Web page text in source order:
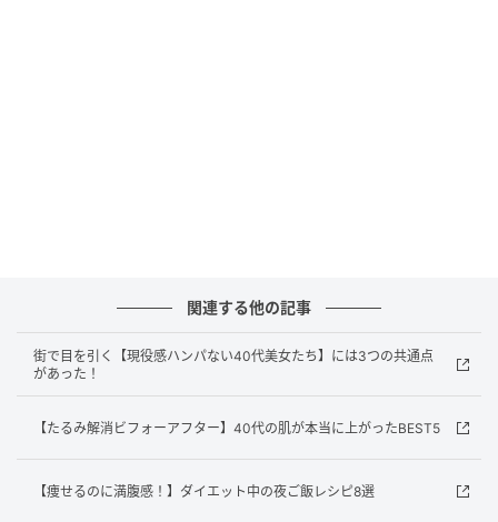
関連する他の記事
街で目を引く【現役感ハンパない40代美女たち】には3つの共通点
があった！
【たるみ解消ビフォーアフター】40代の肌が本当に上がったBEST5
【痩せるのに満腹感！】ダイエット中の夜ご飯レシピ8選